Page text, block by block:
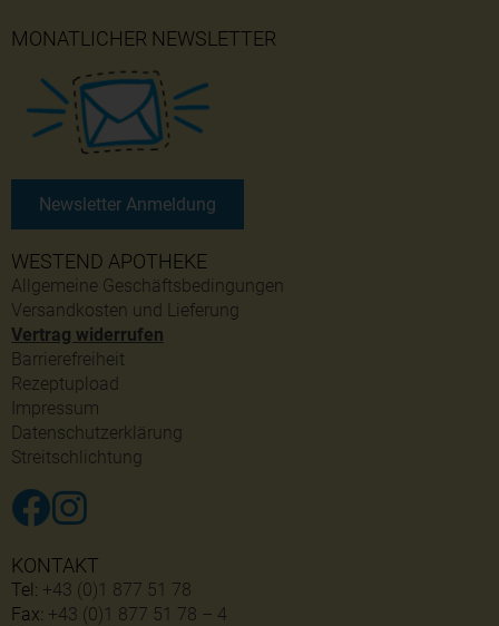
WESTEND APOTHEKE
Allgemeine Geschäftsbedingungen
Versandkosten und Lieferung
Vertrag widerrufen
Barrierefreiheit
Rezeptupload
Impressum
Datenschutzerklärung
Streitschlichtung
MONATLICHER NEWSLETTER
Newsletter Anmeldung
KONTAKT
Tel: +43 (0)1 877 51 78
Fax: +43 (0)1 877 51 78 – 4